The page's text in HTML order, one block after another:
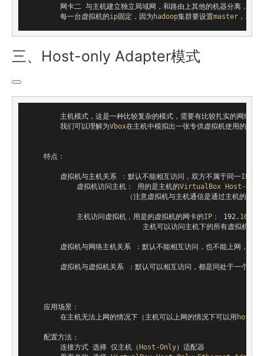
        网卡二 与主机建立独立局域网，和路由上其他的机器分离，
        每一台虚拟机的
ip固定，因为 hadoop集群要设置master， ip
三、Host-only Adapter模式
主机模式，这是一种比较复杂的模式，需要有比较扎实的网络基
        我们可以理解为
Vbox在主机中模拟出一张专供虚拟机使用的网
    特点：
        虚拟机与主机关系 ：默认不能相互访问，双方不属于同一
IP
            虚拟机访问主机： 用的是主机的
VirtualBox Host-Only
                        （注意虚拟机与主机通信是通过主机的名为
            主机访问虚拟机，用是的虚拟机的网卡的
IP： 192 .168
主机可以访问主机下的所有虚拟机，
虚拟机与网络主机关系 ：默认不能相互访问，也不能上网，原
虚拟机与虚拟机关系 ：默认可以相互访问，都是同处于一个网段
    应用场景：
        在主机无法上网的情况下（主机可以上网的情况下可以用
host-
    配置方法：
        连接方式 选择 仅主机（
Host-Only）适配器